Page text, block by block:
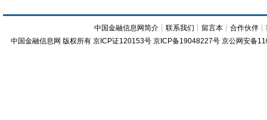
中国金融信息网简介 ┊联系我们 ┊ 留言本 ┊合作伙伴 ┊
中国金融信息网 版权所有 京ICP证120153号 京ICP备19048227号 京公网安备